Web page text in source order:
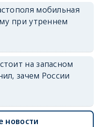
мобильная
при утреннем
на запасном
зачем России
новости